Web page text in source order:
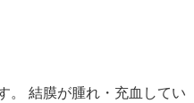
。 結膜が腫れ・充血してい